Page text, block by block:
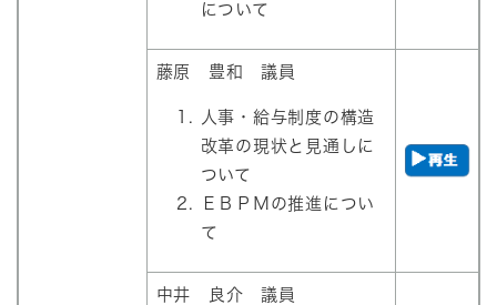
について
藤原 豊和 議員​
​人事・給与制度の構造
改革の現状と見通しに
ついて
ＥＢＰＭの推進につい
て
中井 良介 議員